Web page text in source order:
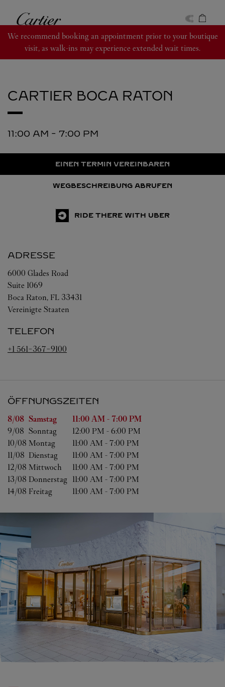
Cartier
We recommend booking an appointment prior to your boutique
visit, as walk-ins may experience extended wait times.
CARTIER BOCA RATON
11:00 AM - 7:00 PM
EINEN TERMIN VEREINBAREN
WEGBESCHREIBUNG ABRUFEN
RIDE THERE WITH UBER
ADRESSE
6000 Glades Road
Suite 1069
Boca Raton, FL 33431
Vereinigte Staaten
TELEFON
+1 561-367-9100
ÖFFNUNGSZEITEN
WochentagÖffnungszeiten
8/08 Samstag 11:00 AM - 7:00 PM
9/08 Sonntag 12:00 PM - 6:00 PM
10/08 Montag 11:00 AM - 7:00 PM
11/08 Dienstag 11:00 AM - 7:00 PM
12/08 Mittwoch 11:00 AM - 7:00 PM
13/08 Donnerstag 11:00 AM - 7:00 PM
14/08 Freitag 11:00 AM - 7:00 PM